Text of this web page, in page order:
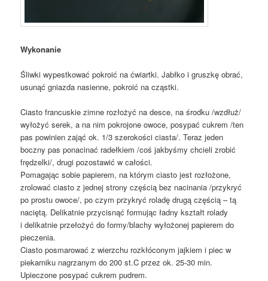
Wykonanie
Śliwki wypestkować pokroić na ćwiartki. Jabłko i gruszkę obrać,
usunąć gniazda nasienne, pokroić na cząstki.
Ciasto francuskie zimne rozłożyć na desce, na środku /wzdłuż/
wyłożyć serek, a na nim pokrojone owoce, posypać cukrem /ten
pas powinien zająć ok. 1/3 szerokości ciasta/. Teraz jeden
boczny pas ponacinać radełkiem /coś jakbyśmy chcieli zrobić
frędzelki/, drugi pozostawić w całości.
Pomagając sobie papierem, na którym ciasto jest rozłożone,
zrolować ciasto z jednej strony częścią bez nacinania /przykryć
po prostu owoce/, po czym przykryć roladę drugą częścią – tą
naciętą. Delikatnie przycisnąć formując ładny kształt rolady
i delikatnie przełożyć do formy/blachy wyłożonej papierem do
pieczenia.
Ciasto posmarować z wierzchu rozkłóconym jajkiem i piec w
piekarniku nagrzanym do 200 st.C przez ok. 25-30 min.
Upieczone posypać cukrem pudrem.